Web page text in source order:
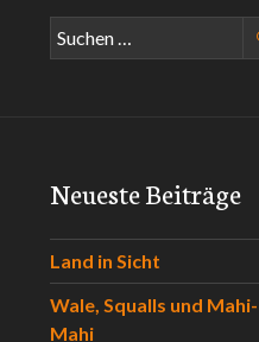
Suchen
nach:
Neueste Beiträge
Land in Sicht
Wale, Squalls und Mahi-
Mahi